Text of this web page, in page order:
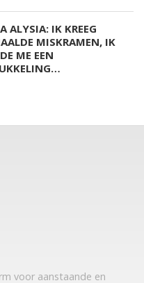
ALYSIA: IK KREEG
MISKRAMEN, IK
ME EEN
voor aanstaande en